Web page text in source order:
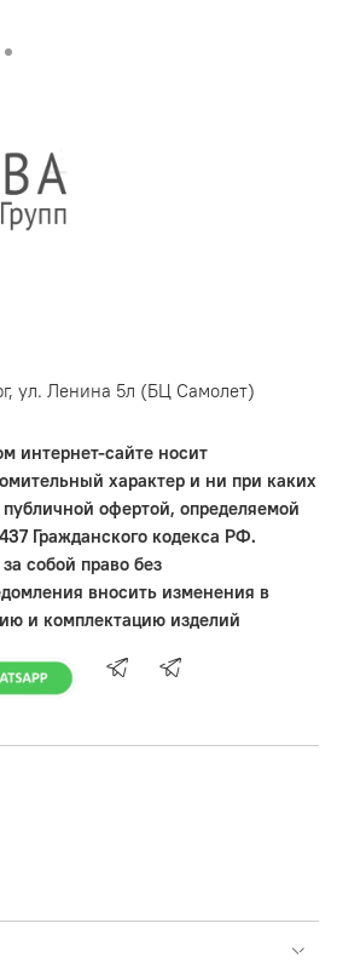
ул. Ленина 5л (БЦ Самолет)
интернет-сайте носит
характер и ни при каких
офертой, определяемой
Гражданского кодекса РФ.
собой право без
вносить изменения в
и комплектацию изделий